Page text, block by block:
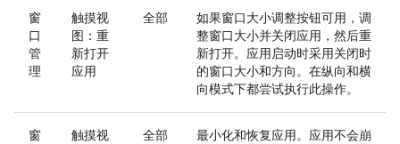
窗
口
管
理
触摸视
图：重
新打开
应用
全部
如果窗口大小调整按钮可用，调
整窗口大小并关闭应用，然后重
新打开。应用启动时采用关闭时
的窗口大小和方向。在纵向和横
向模式下都尝试执行此操作。
窗
触摸视
全部
最小化和恢复应用。应用不会崩